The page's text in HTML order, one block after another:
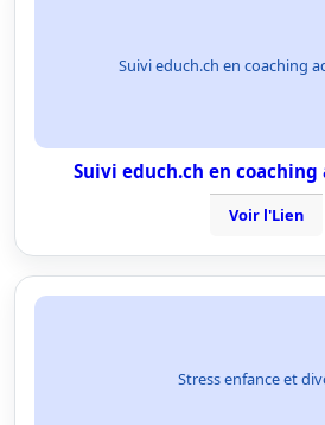
Suivi educh.ch en coaching
Suivi educh.ch en
Voir l'Lien
Stress enfance et